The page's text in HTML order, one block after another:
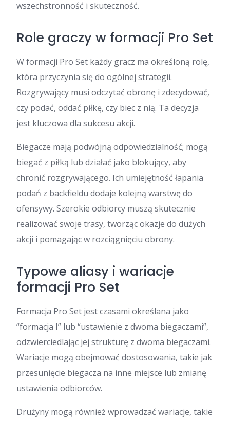
wszechstronność i skuteczność.
Role graczy w formacji Pro Set
W formacji Pro Set każdy gracz ma określoną rolę,
która przyczynia się do ogólnej strategii.
Rozgrywający musi odczytać obronę i zdecydować,
czy podać, oddać piłkę, czy biec z nią. Ta decyzja
jest kluczowa dla sukcesu akcji.
Biegacze mają podwójną odpowiedzialność; mogą
biegać z piłką lub działać jako blokujący, aby
chronić rozgrywającego. Ich umiejętność łapania
podań z backfieldu dodaje kolejną warstwę do
ofensywy. Szerokie odbiorcy muszą skutecznie
realizować swoje trasy, tworząc okazje do dużych
akcji i pomagając w rozciągnięciu obrony.
Typowe aliasy i wariacje
formacji Pro Set
Formacja Pro Set jest czasami określana jako
“formacja I” lub “ustawienie z dwoma biegaczami”,
odzwierciedlając jej strukturę z dwoma biegaczami.
Wariacje mogą obejmować dostosowania, takie jak
przesunięcie biegacza na inne miejsce lub zmianę
ustawienia odbiorców.
Drużyny mogą również wprowadzać wariacje, takie